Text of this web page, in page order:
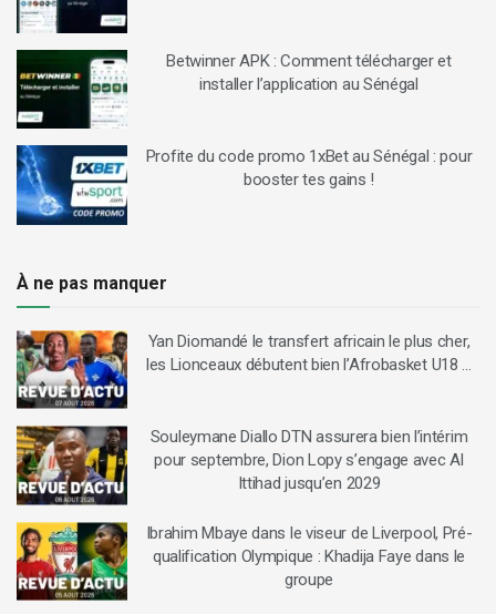
Betwinner APK : Comment télécharger et
installer l’application au Sénégal
Profite du code promo 1xBet au Sénégal : pour
booster tes gains !
À ne pas manquer
Yan Diomandé le transfert africain le plus cher,
les Lionceaux débutent bien l’Afrobasket U18 …
Souleymane Diallo DTN assurera bien l’intérim
pour septembre, Dion Lopy s’engage avec Al
Ittihad jusqu’en 2029
Ibrahim Mbaye dans le viseur de Liverpool, Pré-
qualification Olympique : Khadija Faye dans le
groupe